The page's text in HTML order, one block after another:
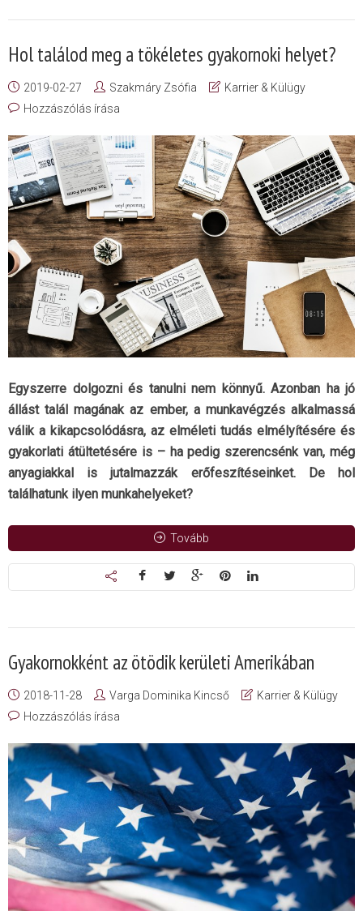
Hol találod meg a tökéletes gyakornoki helyet?
2019-02-27 Szakmáry Zsófia
Karrier & Külügy
Hozzászólás írása
Egyszerre dolgozni és tanulni nem könnyű. Azonban ha jó
állást talál magának az ember, a munkavégzés alkalmassá
válik a kikapcsolódásra, az elméleti tudás elmélyítésére és
gyakorlati átültetésére is – ha pedig szerencsénk van, még
anyagiakkal is jutalmazzák erőfeszítéseinket. De hol
találhatunk ilyen munkahelyeket?
Tovább
Gyakornokként az ötödik kerületi Amerikában
2018-11-28 Varga Dominika Kincső
Karrier & Külügy
Hozzászólás írása